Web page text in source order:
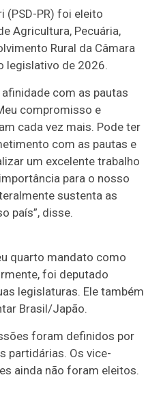
(PSD-PR) foi eleito
Agricultura, Pecuária,
Rural da Câmara
legislativo de 2026.
com as pautas
compromisso e
cada vez mais. Pode ter
com as pautas e
um excelente trabalho
para o nosso
sustenta as
país”, disse.
quarto mandato como
foi deputado
legislaturas. Ele também
Brasil/Japão.
foram definidos por
partidárias. Os vice-
ainda não foram eleitos.